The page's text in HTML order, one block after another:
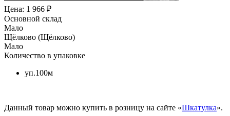
Цена: 1 966 ₽
Основной склад
Мало
Щёлково (Щёлково)
Мало
Количество в упаковке
уп.100м
Данный товар можно купить в розницу на сайте «Шкатулка».